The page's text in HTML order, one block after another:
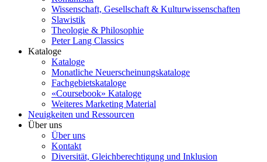
Wissenschaft, Gesellschaft & Kulturwissenschaften
Slawistik
Theologie & Philosophie
Peter Lang Classics
Kataloge
Kataloge
Monatliche Neuerscheinungskataloge
Fachgebietskataloge
«Coursebook» Kataloge
Weiteres Marketing Material
Neuigkeiten und Ressourcen
Über uns
Über uns
Kontakt
Diversität, Gleichberechtigung und Inklusion